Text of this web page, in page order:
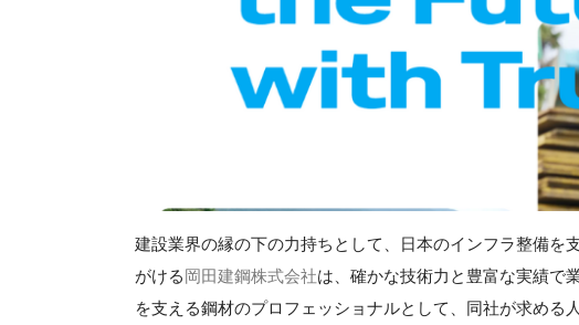
建設業界の縁の下の力持ちとして、日本のインフラ整備
がける岡田建鋼株式会社は、確かな技術力と豊富な実績で
を支える鋼材のプロフェッショナルとして、同社が求める